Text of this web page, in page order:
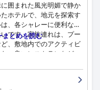
囲まれた風光明媚で静か
ホテルで、地元を探索す
、各シャレーに便利な駐
です。家族連れは、プー
、敷地内でのアクティビ
、良いレストランなど、
。宿泊客は、平和で美し
強調する人もいました。
れており、設備の整った
まとめを読む